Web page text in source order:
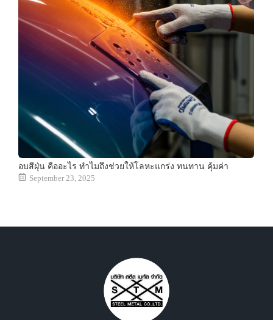
อบสีฝุ่น คืออะไร ทำไมถึงช่วยให้โลหะแกร่ง ทนทาน คุ้มค่า
September 23, 2025